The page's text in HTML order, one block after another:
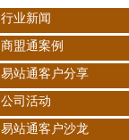
行业新闻
商盟通案例
易站通客户分享
公司活动
易站通客户沙龙